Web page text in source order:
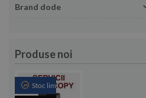
Brand dode
Produse noi
Stoc limitat